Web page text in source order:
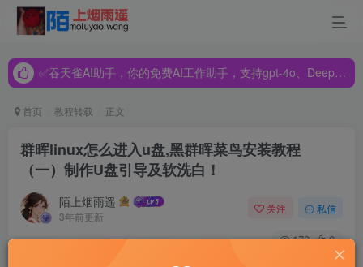
✅吞天雀AI助手，你的免费AI工作助手，支持gpt-4o、DeepSeek、Claude🔥🔥🔥🔥
✅吞天雀AI助手，你的免费AI工作助手，支持gpt-4o、DeepSeek、Claude🔥🔥🔥🔥
首页 教程转载 正文
群晖linux怎么进入u盘,黑群晖菜鸟安装教程
（一）制作U盘引导及软洗白！
陌上烟雨遥
3年前更新
关注 私信
172 0